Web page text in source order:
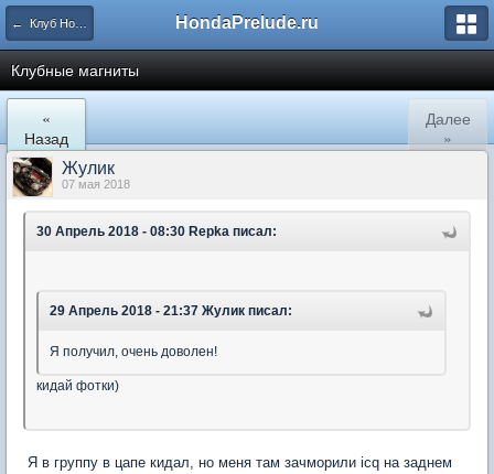
← Клуб Honda Prelude AutoClub HondaPrelude.ru
Клубные магниты
«
Назад
Далее
»
Жулик
07 мая 2018
30 Апрель 2018 - 08:30 Repka писал:
29 Апрель 2018 - 21:37 Жулик писал:
Я получил, очень доволен!
кидай фотки)
Я в группу в цапе кидал, но меня там зачморили icq на заднем